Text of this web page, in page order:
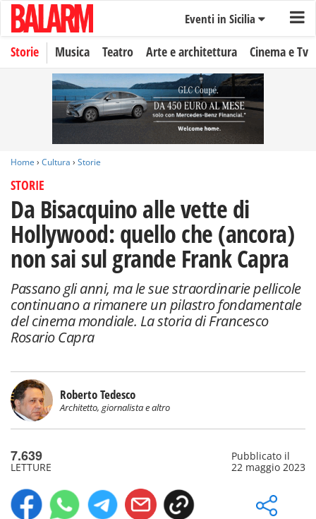
Eventi in Sicilia
Storie Musica Teatro Arte e architettura Cinema e Tv
Home › Cultura › Storie
STORIE
Da Bisacquino alle vette di
Hollywood: quello che (ancora)
non sai sul grande Frank Capra
Passano gli anni, ma le sue straordinarie pellicole
continuano a rimanere un pilastro fondamentale
del cinema mondiale. La storia di Francesco
Rosario Capra
Roberto Tedesco
Architetto, giornalista e altro
7.639
LETTURE
Pubblicato il
22 maggio 2023